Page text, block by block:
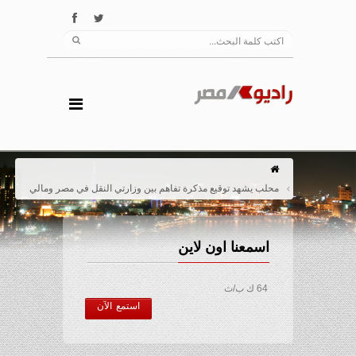
محلب يشهد توقيع مذكرة تفاهم بين وزارتي النقل في مصر ومالي
اسمعنا اون لاين
64 ك ب/ث
استمع الآن